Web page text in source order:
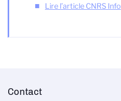
Lire l’article CNRS Info
Contact